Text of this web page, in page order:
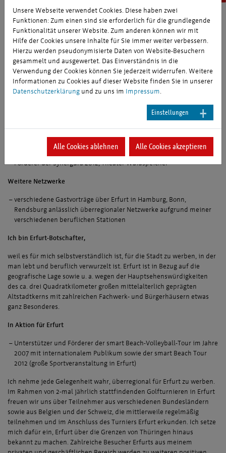
Lesen und Rotary
Ehrenämter, Netzwerke & Tätigkeit als Erfurt-
Botschafter
Ehrenamt
ehrenamtlicher Handelsrichter, Landgericht Erfurt
Mitglied im Prüfungsausschuss für Automobilkaufleute der
Mitglied im Rotary Club, Sektion Erfurt; Betreuung ausländischer
Gäste im Rahmen der Mitgliedschaft
benachteiligte Kinder, z. B. CVJM
Förderer der Synergura 2012, Theater Waidspeicher
Weitere Netzwerke
verschiedene Gastvorträge über Erfurt in Hamburg, Bonn,
Rendsburg anlässlich überregionaler Netzwerke aufgrund meiner
verschiedenen beruflichen Stationen
Ich bin Erfurt-Botschafter,
weil es für mich selbstverständlich ist, für die Stadt zu werben, in der
man lebt und beruflich verwurzelt ist. Erfurt ist in Bezug auf die
geografische Lage sowie u. a. wegen der Hauptsehenswürdigkeiten
des ca. drei Quadratkilometer großen mittelalterlich geprägten
Altstadtkerns mit zahlreichen Fachwerk- und Bürgerhäusern etwas
ganz Besonderes.
In Aktion für Erfurt
Unterstützer und Förderer der smart Beach-Volleyball-Tour im Jahre
2007 mit internationalem Publikum sowie der smart Beach Tour
2012 (große Sportveranstaltung in Erfurt)
Ich nehme jede Gelegenheit wahr, überregional für Erfurt zu werben.
Im Rahmen von 2-mal jährlich stattfindenden Golfturnieren in Erfurt
freuen wir uns über Teilnehmer aus verschiedenen Bundesländern
sowie aus Belgien und der Schweiz, die mittlerweile regelmäßig
teilnehmen und im Anschluss des Turniers Erfurt erkunden. Ich setze
mich dafür ein, Erfurt über die Grenzen von Thüringen hinaus
bekannt zu machen. Zahlreiche Besucher Erfurts aus meinem
Unsere Webseite verwendet Cookies. Diese haben zwei
Funktionen: Zum einen sind sie erforderlich für die grundlegende
Funktionalität unserer Website. Zum anderen können wir mit
Hilfe der Cookies unsere Inhalte für Sie immer weiter verbessern.
Hierzu werden pseudonymisierte Daten von Website-Besuchern
gesammelt und ausgewertet. Das Einverständnis in die
Verwendung der Cookies können Sie jederzeit widerrufen. Weitere
Informationen zu Cookies auf dieser Website finden Sie in unserer
Datenschutzerklärung und zu uns im Impressum.
Einstellungen
Alle Cookies ablehnen Alle Cookies akzeptieren